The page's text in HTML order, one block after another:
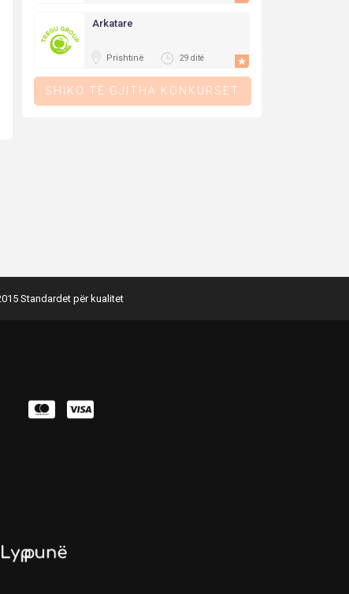
Arkatare
Prishtinë 29 ditë
SHIKO TË GJITHA KONKURSET
Standardet për kualitet